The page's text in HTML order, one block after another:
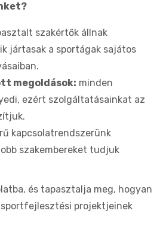
szakértők állnak
jártasak a sportágak sajátos
megoldások: minden
ezért szolgáltatásainkat az
kapcsolatrendszerünk
szakembereket tudjuk
és tapasztalja meg, hogyan
projektjeinek